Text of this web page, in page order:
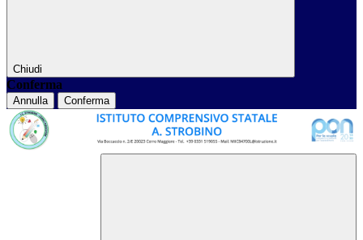
Chiudi
Conferma
Annulla Conferma